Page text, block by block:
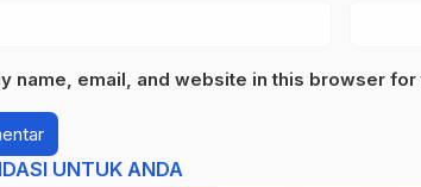
name, email, and website in this browser
UNTUK ANDA